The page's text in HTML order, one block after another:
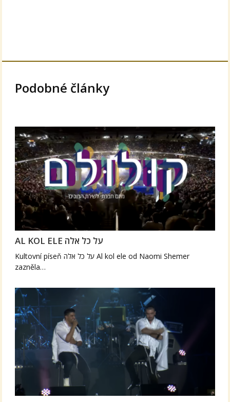
Podobné články
AL KOL ELE על כל אלה
Kultovní píseň על כל אלה Al kol ele od Naomi Shemer
zazněla…